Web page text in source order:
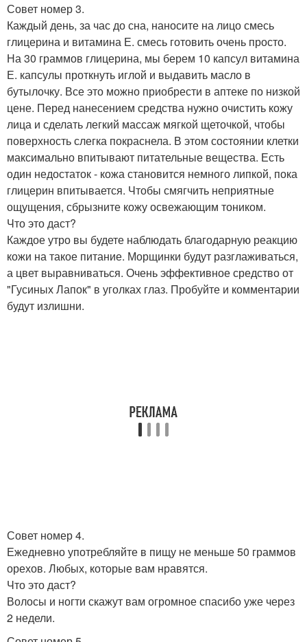
Совет номер 3.
Каждый день, за час до сна, наносите на лицо смесь
глицерина и витамина Е. смесь готовить очень просто.
На 30 граммов глицерина, мы берем 10 капсул витамина
Е. капсулы проткнуть иглой и выдавить масло в
бутылочку. Все это можно приобрести в аптеке по низкой
цене. Перед нанесением средства нужно очистить кожу
лица и сделать легкий массаж мягкой щеточкой, чтобы
поверхность слегка покраснела. В этом состоянии клетки
максимально впитывают питательные вещества. Есть
один недостаток - кожа становится немного липкой, пока
глицерин впитывается. Чтобы смягчить неприятные
ощущения, сбрызните кожу освежающим тоником.
Что это даст?
Каждое утро вы будете наблюдать благодарную реакцию
кожи на такое питание. Морщинки будут разглаживаться,
а цвет выравниваться. Очень эффективное средство от
"Гусиных Лапок" в уголках глаз. Пробуйте и комментарии
будут излишни.
Совет номер 4.
Ежедневно употребляйте в пищу не меньше 50 граммов
орехов. Любых, которые вам нравятся.
Что это даст?
Волосы и ногти скажут вам огромное спасибо уже через
2 недели.